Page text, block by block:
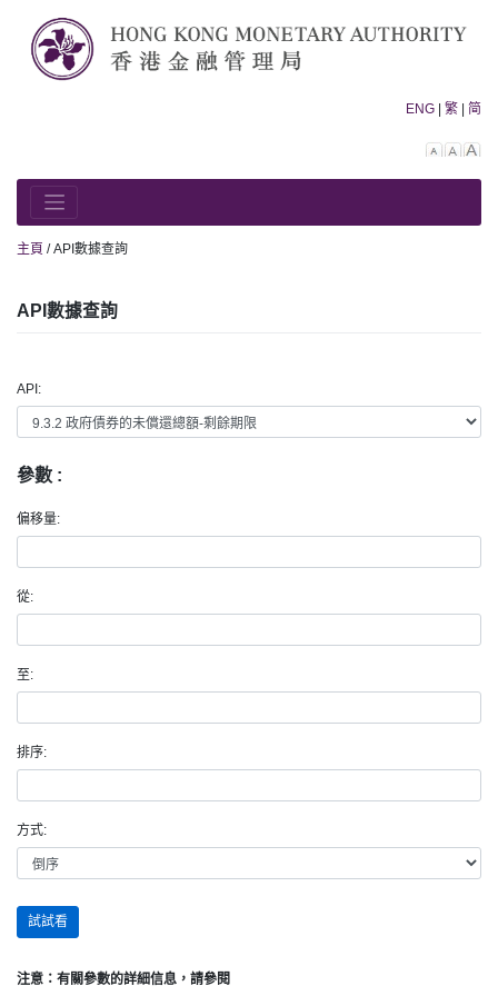
content
ENG | 繁 | 简
Reset
主頁 /API數據查詢
API數據查詢
API:
參數 :
偏移量:
從:
至:
排序:
方式:
試試看
注意：有關參數的詳細信息，請參閱